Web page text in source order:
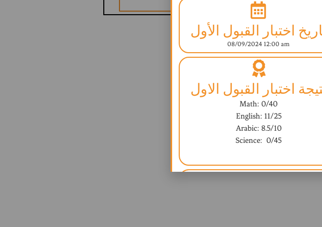
اختبار القبول الأول
08/09/2024 12:00 am
اختبار القبول الاول
Math: 0/40
English: 11/25
Arabic: 8.5/10
Science: 0/45